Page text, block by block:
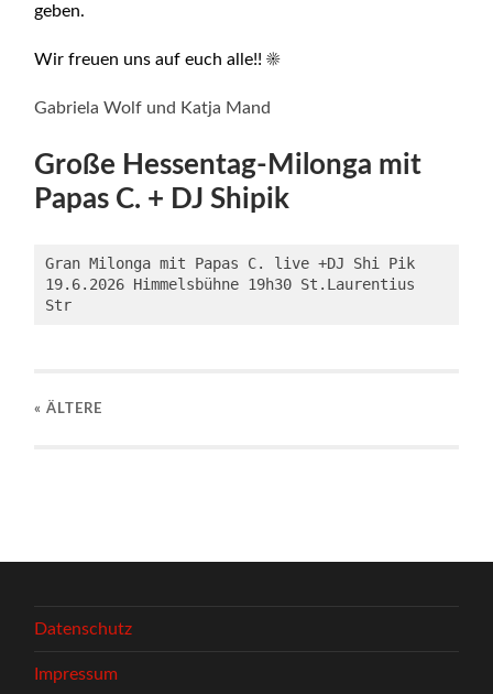
geben.
Wir freuen uns auf euch alle!! ☀️
Gabriela Wolf und Katja Mand
Große Hessentag-Milonga mit
Papas C. + DJ Shipik
Gran Milonga mit Papas C. live +DJ Shi Pik
19.6.2026 Himmelsbühne 19h30 St.Laurentius
Str
« ÄLTERE
Datenschutz
Impressum